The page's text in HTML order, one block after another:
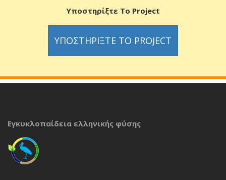
Υποστηρίξτε Το Project
ΥΠΟΣΤΗΡΊΞΤΕ ΤΟ PROJECT
Εγκυκλοπαίδεια ελληνικής φύσης